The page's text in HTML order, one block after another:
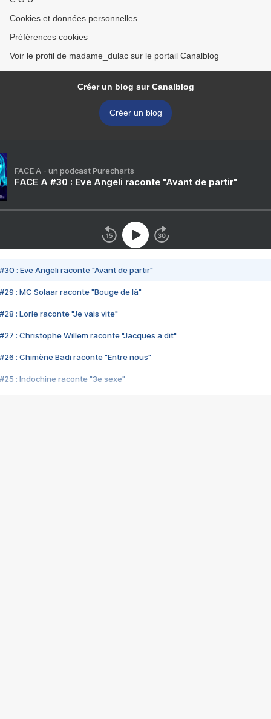
Cookies et données personnelles
Préférences cookies
Voir le profil de madame_dulac sur le portail Canalblog
Créer un blog sur Canalblog
Créer un blog
FACE A - un podcast Purecharts
FACE A #30 : Eve Angeli raconte "Avant de partir"
#30 : Eve Angeli raconte "Avant de partir"
#29 : MC Solaar raconte "Bouge de là"
#28 : Lorie raconte "Je vais vite"
#27 : Christophe Willem raconte "Jacques a dit"
#26 : Chimène Badi raconte "Entre nous"
#25 : Indochine raconte "3e sexe"